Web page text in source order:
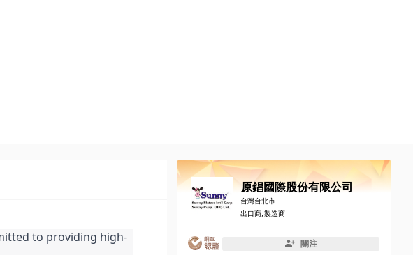
to providing high-
原錩國際股份有限公司
台灣台北市
出口商, 製造商
關注